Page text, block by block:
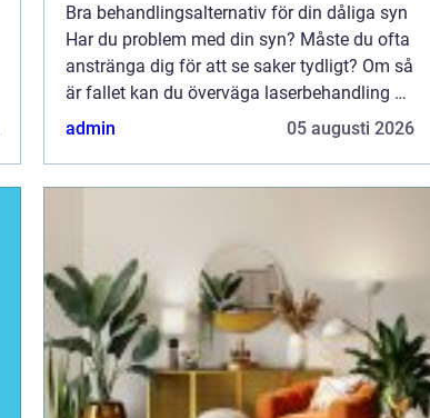
Bra behandlingsalternativ för din dåliga syn
Har du problem med din syn? Måste du ofta
anstränga dig för att se saker tydligt? Om så
är fallet kan du överväga laserbehandling av
synfel. Detta är ett beprövat sätt att
admin 05 augusti 2026